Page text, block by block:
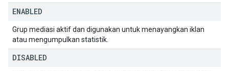
ENABLED
Grup mediasi aktif dan digunakan untuk menayangkan iklan
atau mengumpulkan statistik.
DISABLED